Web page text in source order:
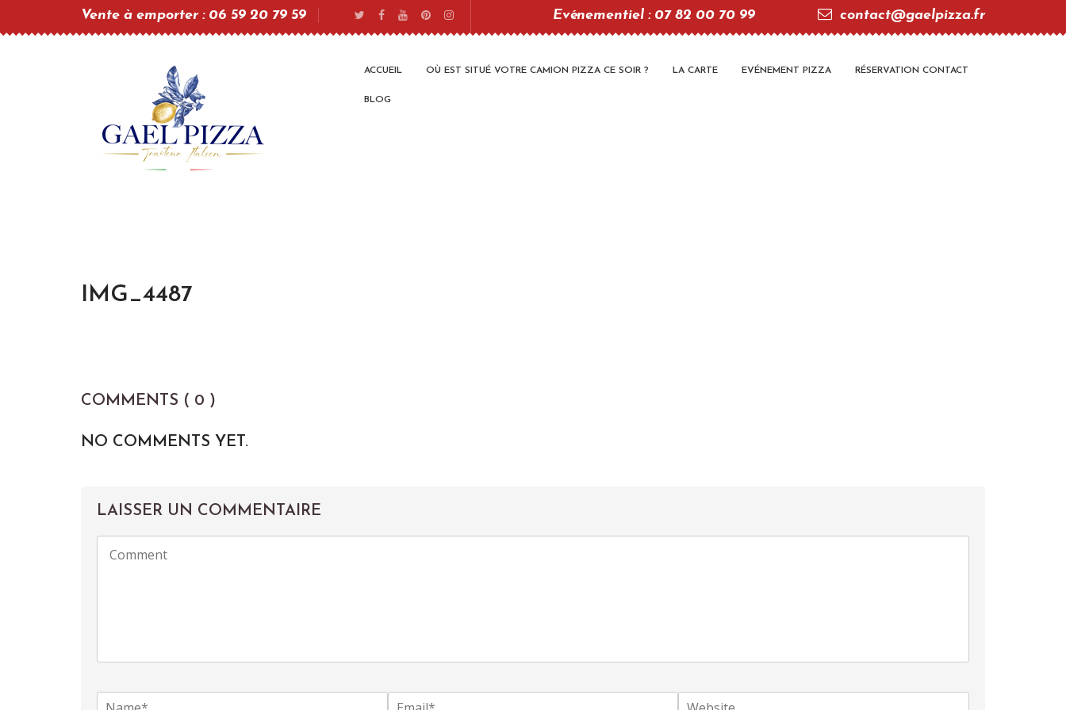
Vente à emporter : 06 59 20 79 59 Evénementiel : 07 82 00 70 99 contact@gaelpizza.fr
ACCUEIL OÙ EST SITUÉ VOTRE CAMION PIZZA CE SOIR ? LA CARTE EVÉNEMENT PIZZA RÉSERVATION CONTACT
BLOG
IMG_4487
COMMENTS ( 0 )
NO COMMENTS YET.
LAISSER UN COMMENTAIRE